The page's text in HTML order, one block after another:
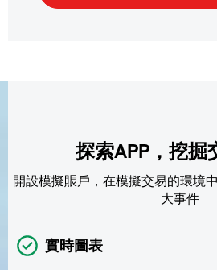
探索APP，挖掘
開設模擬賬戶，在模擬交易的環境
大事件
實時圖表